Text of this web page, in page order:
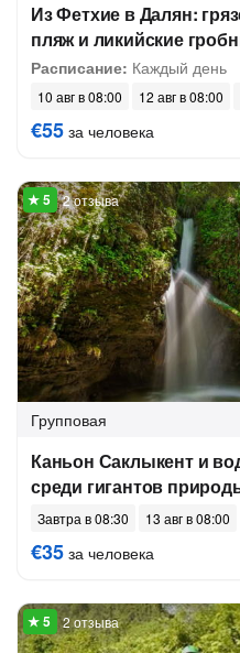
Из Фетхие в Далян:
пляж и ликийские
Расписание: Каждый день
10 авг в 08:00 12 авг в 08:00
€55 за человека
2 отзыва
Групповая
Каньон Саклыкент и
среди гигантов
Завтра в 08:30 13 авг в 08:00
€35 за человека
2 отзыва